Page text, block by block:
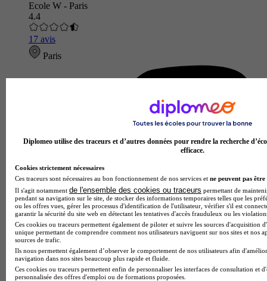
Ecole W - Paris
4.4
17 avis
Paris
Diplomeo utilise des traceurs et d’autres données pour rendre la recherche
efficace.
Cookies strictement nécessaires
Ces traceurs sont nécessaires au bon fonctionnement de nos services et ne peuvent pas être
Il s'agit notamment de l'ensemble des cookies ou traceurs permettant de
pendant sa navigation sur le site, de stocker des informations temporaires telles que les
ou les offres vues, gérer les processus d'identification de l'utilisateur, vérifier s'il est
garantir la sécurité du site web en détectant les tentatives d'accès frauduleux ou les
Ces cookies ou traceurs permettent également de piloter et suivre les sources d'acquisition
unique permettant de comprendre comment nos utilisateurs naviguent sur nos sites et nos
sources de trafic.
Ils nous permettent également d’observer le comportement de nos utilisateurs afin
navigation dans nos sites beaucoup plus rapide et fluide.
Ces cookies ou traceurs permettent enfin de personnaliser les interfaces de consultation et
personnalisée des offres d'emploi ou de formations proposées.